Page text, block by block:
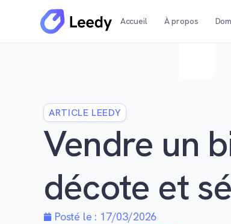
Accueil À propos
ARTICLE LEEDY
Vendre un
décote et
Posté le : 17/03/2026